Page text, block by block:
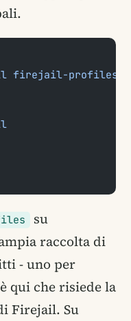
firejail-profiles
su
raccolta di
- uno per
qui che risiede la
Firejail. Su